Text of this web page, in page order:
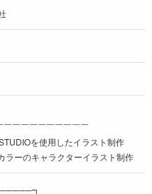
￣￣￣￣￣￣￣￣￣
を使用したイラスト制作
ラーのキャラクターイラスト制作